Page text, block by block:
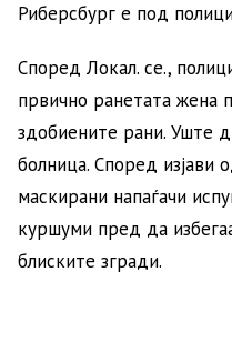
Риберсбург е под
Според Локал. се.,
првично ранетата жена
здобиените рани. Уште
болница. Според изјави
маскирани напаѓачи
куршуми пред да
блиските згради.